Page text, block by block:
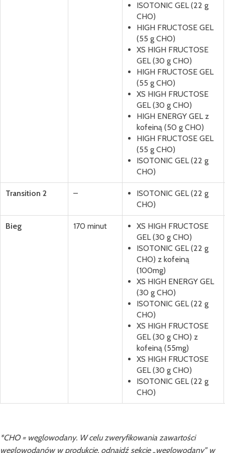
ISOTONIC GEL (22 g
CHO)
HIGH FRUCTOSE GEL
(55 g CHO)
XS HIGH FRUCTOSE
GEL (30 g CHO)
HIGH FRUCTOSE GEL
(55 g CHO)
XS HIGH FRUCTOSE
GEL (30 g CHO)
HIGH ENERGY GEL z
kofeiną (50 g CHO)
HIGH FRUCTOSE GEL
(55 g CHO)
ISOTONIC GEL (22 g
CHO)
Transition 2 –
ISOTONIC GEL (22 g
CHO)
Bieg 170 minut
XS HIGH FRUCTOSE
GEL (30 g CHO)
ISOTONIC GEL (22 g
CHO) z kofeiną
(100mg)
XS HIGH ENERGY GEL
(30 g CHO)
ISOTONIC GEL (22 g
CHO)
XS HIGH FRUCTOSE
GEL (30 g CHO) z
kofeiną (55mg)
XS HIGH FRUCTOSE
GEL (30 g CHO)
ISOTONIC GEL (22 g
CHO)
*CHO = węglowodany. W celu zweryfikowania zawartości
węglowodanów w produkcie, odnajdź sekcję „węglowodany” w